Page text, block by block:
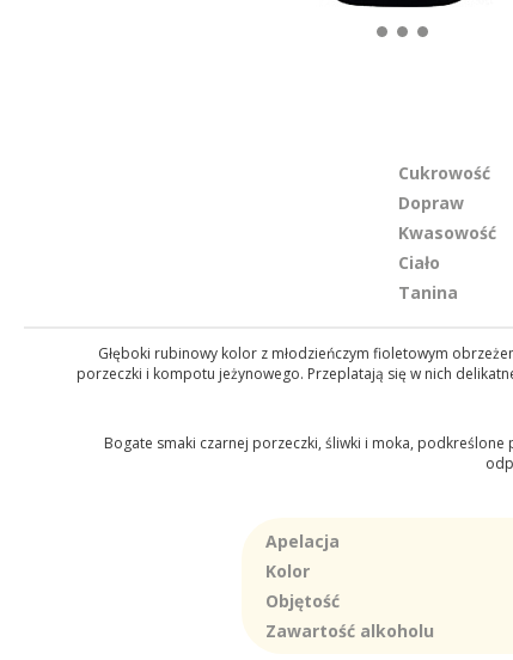
Cukrowość
Dopraw
Kwasowość
Ciało
Tanina
Głęboki rubinowy kolor z młodzieńczym fioletowym
porzeczki i kompotu jeżynowego. Przeplatają się w nich
Bogate smaki czarnej porzeczki, śliwki i moka,
Apelacja
Kolor
Objętość
Zawartość alkoholu